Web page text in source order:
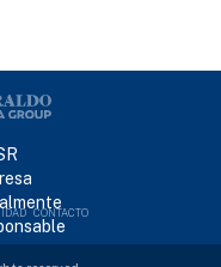
CONTACTO